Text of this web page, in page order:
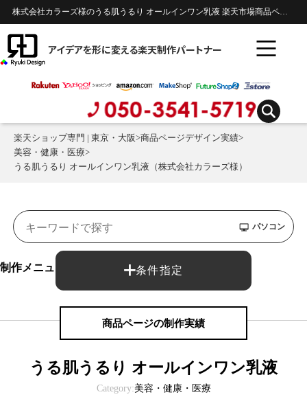
株式会社カラーズ様のうる肌うるり オールインワン乳液 楽天市場商品ページのデザイン制作実績 | 美容・健康・医療
アイデアを形に変える楽天制作パートナー
楽天ショップ専門 | 東京・大阪>商品ページデザイン実績>
美容・健康・医療>
うる肌うるり オールインワン乳液（株式会社カラーズ様）
条件指定
パソコン
制作メニュー： 商品ページ
商品ページの制作実績
うる肌うるり オールインワン乳液
Category:美容・健康・医療